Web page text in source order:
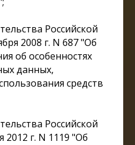
Российской
2008 г. N 687 "Об
об особенностях
данных,
средств
Российской
г. N 1119 "Об